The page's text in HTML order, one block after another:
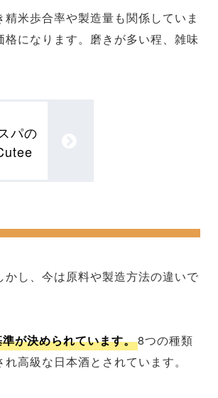
米歩合率や製造量も関係していま
になります。磨きが多い程、雑味
パの
し、今は原料や製造方法の違いで
が決められています。8つの種類
高級な日本酒とされています。